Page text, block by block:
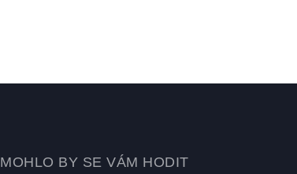
MOHLO BY SE VÁM HODIT